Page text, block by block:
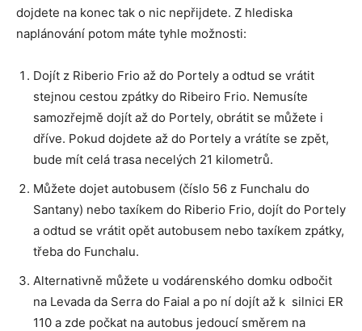
dojdete na konec tak o nic nepřijdete. Z hlediska
naplánování potom máte tyhle možnosti:
Dojít z Riberio Frio až do Portely a odtud se vrátit
stejnou cestou zpátky do Ribeiro Frio. Nemusíte
samozřejmě dojít až do Portely, obrátit se můžete i
dříve. Pokud dojdete až do Portely a vrátíte se zpět,
bude mít celá trasa necelých 21 kilometrů.
Můžete dojet autobusem (číslo 56 z Funchalu do
Santany) nebo taxíkem do Riberio Frio, dojít do Portely
a odtud se vrátit opět autobusem nebo taxíkem zpátky,
třeba do Funchalu.
Alternativně můžete u vodárenského domku odbočit
na Levada da Serra do Faial a po ní dojít až k silnici ER
110 a zde počkat na autobus jedoucí směrem na